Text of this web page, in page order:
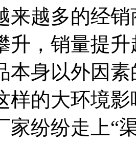
来越多的经
升，销量提
本身以外因
样的大环境
家纷纷走上“